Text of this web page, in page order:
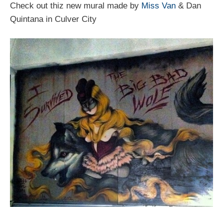
Check out thiz new mural made by Miss Van & Dan
Quintana in Culver City